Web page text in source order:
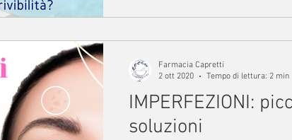
IMPERFEZIONI:
soluzioni
Farmacia Capretti
2 ott 2020
Tempo di lettura: 2 min